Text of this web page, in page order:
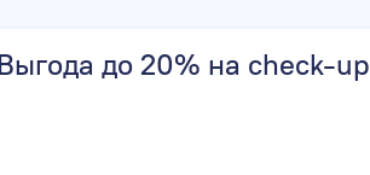
Выгода до 20% на check-up